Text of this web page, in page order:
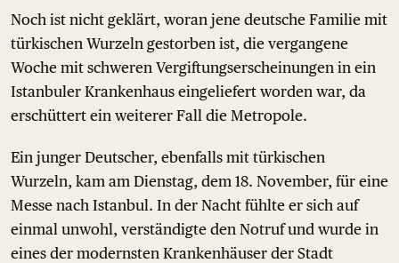
Noch ist nicht geklärt, woran jene deutsche Familie mit
türkischen Wurzeln gestorben ist, die vergangene
Woche mit schweren Vergiftungserscheinungen in ein
Istanbuler Krankenhaus eingeliefert worden war, da
erschüttert ein weiterer Fall die Metropole.
Ein junger Deutscher, ebenfalls mit türkischen
Wurzeln, kam am Dienstag, dem 18. November, für eine
Messe nach Istanbul. In der Nacht fühlte er sich auf
einmal unwohl, verständigte den Notruf und wurde in
eines der modernsten Krankenhäuser der Stadt